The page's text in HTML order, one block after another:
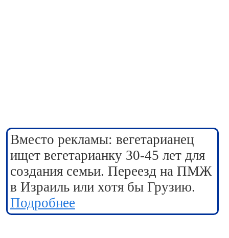
Вместо рекламы: вегетарианец
ищет вегетарианку 30-45 лет для
создания семьи. Переезд на ПМЖ
в Израиль или хотя бы Грузию.
Подробнее